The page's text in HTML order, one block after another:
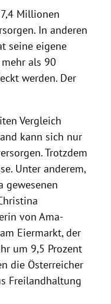
Millionen
In anderen
seine eigene
als 90
werden. Der
Vergleich
kann sich nur
Trotzdem
Unter anderem,
gewesenen
von Ama-
Eiermarkt, der
um 9,5 Prozent
die Österreicher
Freilandhaltung